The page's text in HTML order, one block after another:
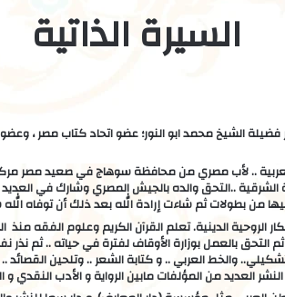
السيرة الذاتية
الشيخ محمد ابو النور؛ عضو اتحاد كتاب مصر ،
.. لأب مصري من محافظة سوهاج في صعيد مصر
الشرقية ..التحق والده بالجيش المصري وشارك في
من بطولات ثم شاءت إرادة الله بعد ذلك أن توفاه
الروحية الدينية. تعلم القرآن الكريم وعلوم الفقه
التحق بالعمل بوزارة الأوقاف لفترة في حياته .. ثم
والخط العربي .. و كتابة الشعر .. وتلحين القصائد
العديد من المؤلفات مابين الرواية و الأدب النقدي